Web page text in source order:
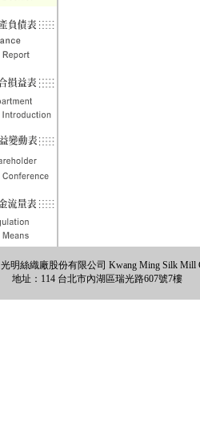
光明絲織廠股份有限公司 Kwang Ming Silk Mill
地址：114 台北市內湖區瑞光路607